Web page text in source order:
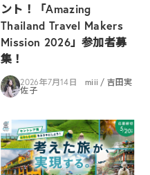
ント！「Amazing
Thailand Travel Makers
Mission 2026」参加者募
集！
2026年7月14日
miii / 吉田実
佐子